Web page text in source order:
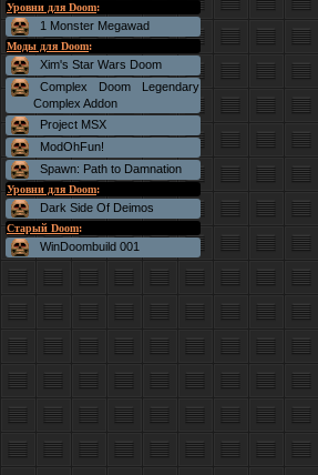
Уровни для Doom:
1 Monster Megawad
Моды для Doom:
Xim's Star Wars Doom
Complex Doom Legendary
Complex Addon
Project MSX
ModOhFun!
Spawn: Path to Damnation
Уровни для Doom:
Dark Side Of Deimos
Старый Doom:
WinDoombuild 001